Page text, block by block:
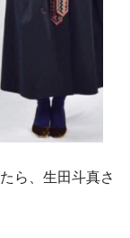
ら、生田斗真さ